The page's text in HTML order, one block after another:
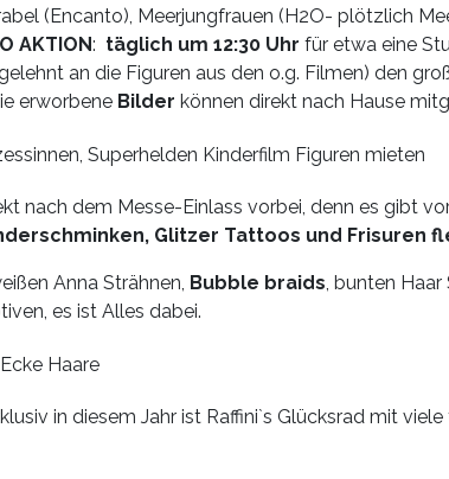
(Encanto), Meerjungfrauen (H2O- plötzlich
AKTION: täglich um 12:30 Uhr für etwa eine
an die Figuren aus den o.g. Filmen) den
erworbene Bilder können direkt nach Hause
nach dem Messe-Einlass vorbei, denn es gibt
Glitzer Tattoos und Frisuren
Anna Strähnen, Bubble braids , bunten
es ist Alles dabei.
in diesem Jahr ist Raffini`s Glücksrad mit